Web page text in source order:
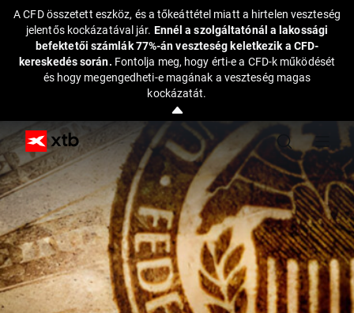
A CFD összetett eszköz, és a tőkeáttétel miatt a hirtelen veszteség
jelentős kockázatával jár. Ennél a szolgáltatónál a lakossági
befektetői számlák 77%-án veszteség keletkezik a CFD-
kereskedés során. Fontolja meg, hogy érti-e a CFD-k működését
és hogy megengedheti-e magának a veszteség magas
kockázatát.